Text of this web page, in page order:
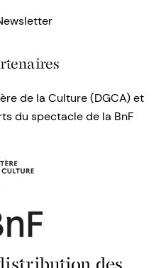
de la Culture (DGCA) et
du spectacle de la BnF
des